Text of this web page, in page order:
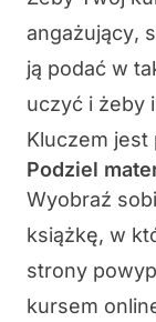
angażujący,
ją podać w
uczyć i żeby
Kluczem jest
Podziel
Wyobraź
książkę, w
strony
kursem